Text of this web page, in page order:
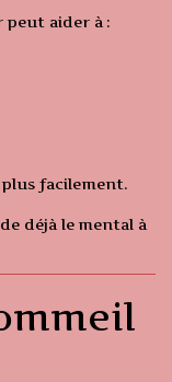
peut aider à :
facilement.
déjà le mental à